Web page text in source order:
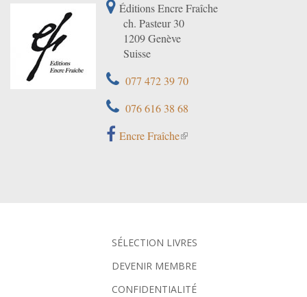
Éditions Encre Fraîche
ch. Pasteur 30
1209 Genève
Suisse
077 472 39 70
076 616 38 68
Encre Fraîche
SÉLECTION LIVRES
DEVENIR MEMBRE
CONFIDENTIALITÉ